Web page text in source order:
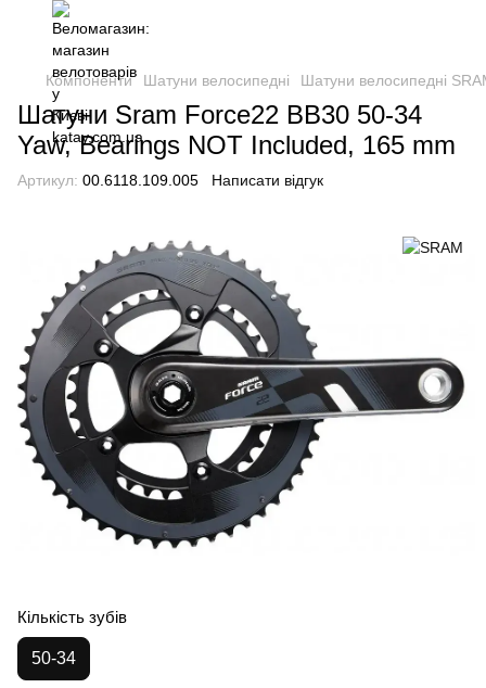
Компоненти Шатуни велосипедні Шатуни велосипедні
Шатуни Sram Force22 BB30 50-34
Yaw, Bearings NOT Included, 165 mm
Артикул: 00.6118.109.005 Написати відгук
Кількість зубів
50-34